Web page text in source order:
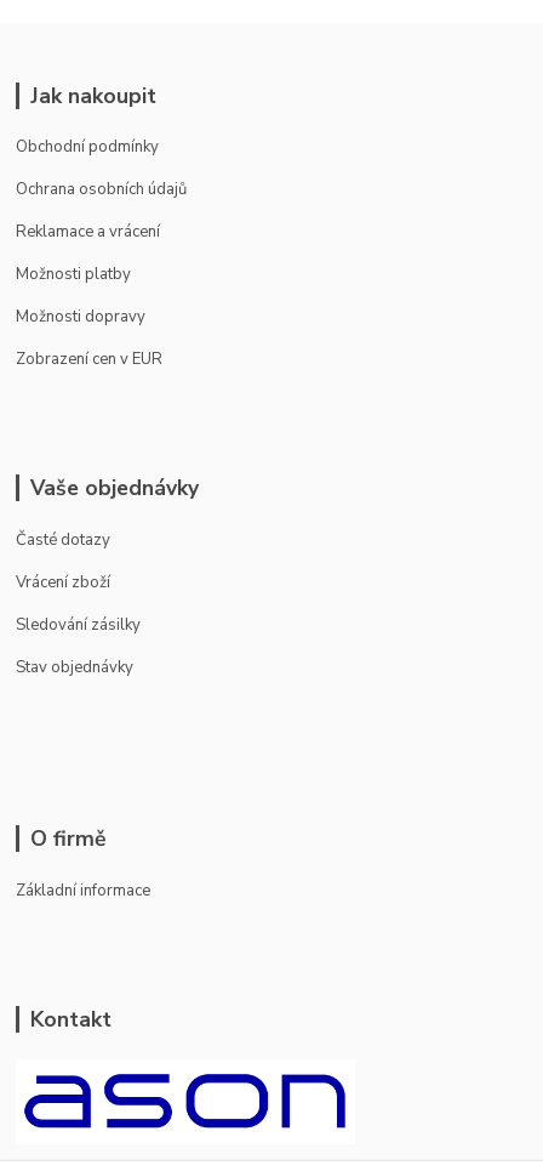
Jak nakoupit
Obchodní podmínky
Ochrana osobních údajů
Reklamace a vrácení
Možnosti platby
Možnosti dopravy
Zobrazení cen v EUR
Vaše objednávky
Časté dotazy
Vrácení zboží
Sledování zásilky
Stav objednávky
O firmě
Základní informace
Kontakt